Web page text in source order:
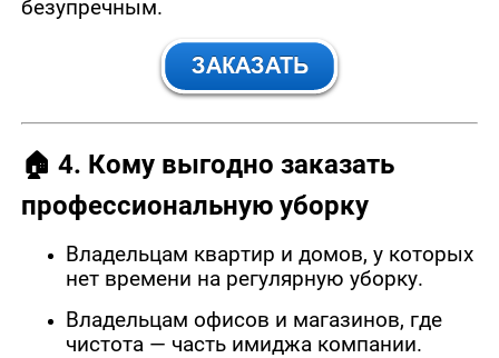
безупречным.
🏠 4. Кому выгодно заказать
профессиональную уборку
Владельцам квартир и домов, у которых
нет времени на регулярную уборку.
Владельцам офисов и магазинов, где
чистота — часть имиджа компании.